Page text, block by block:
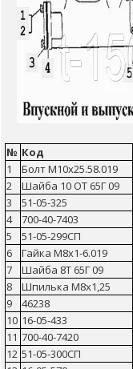
№ Код
1
Болт М10х25.58.019
2
Шайба 10 ОТ 65Г 09
3
51-05-325
4
700-40-7403
5
51-05-299СП
6
Гайка М8х1-6.019
7
Шайба 8Т 65Г 09
8
Шпилька М8х1,25
9
46238
10 16-05-433
11 700-40-7420
12 51-05-300СП